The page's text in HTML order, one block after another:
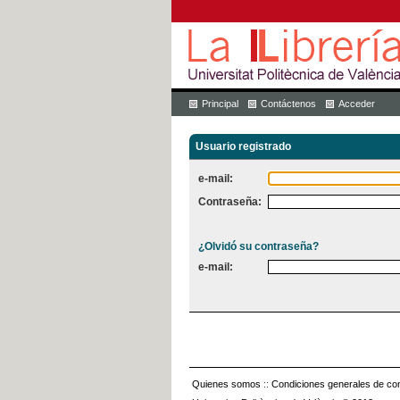
Principal Contáctenos Acceder
Usuario registrado
e-mail:
Contraseña:
¿Olvidó su contraseña?
e-mail:
Quienes somos :: Condiciones generales de